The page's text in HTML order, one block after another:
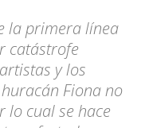
la primera línea
catástrofe
y los
Fiona no
lo cual se hace